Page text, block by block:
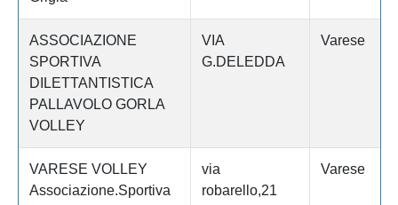
ASSOCIAZIONE
SPORTIVA
DILETTANTISTICA
PALLAVOLO GORLA
VOLLEY
VIA
G.DELEDDA
Varese
VARESE VOLLEY
Associazione.Sportiva
via
robarello,21
Varese